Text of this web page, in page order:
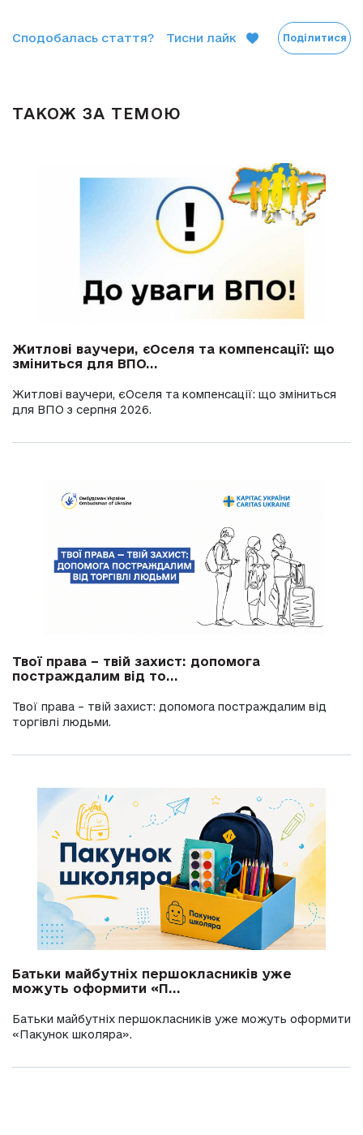
Сподобалась стаття? Тисни лайк Поділитися
ТАКОЖ ЗА ТЕМОЮ
Житлові ваучери, єОселя та компенсації: що
зміниться для ВПО...
Житлові ваучери, єОселя та компенсації: що зміниться
для ВПО з серпня 2026.
Твої права – твій захист: допомога
постраждалим від то...
Твої права – твій захист: допомога постраждалим від
торгівлі людьми.
Батьки майбутніх першокласників уже
можуть оформити «П...
Батьки майбутніх першокласників уже можуть оформити
«Пакунок школяра».